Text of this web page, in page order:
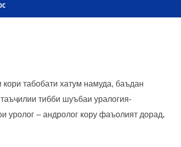
табобати хатум намуда, баъдан
тибби шуъбаи уралогия-
– андролог кору фаъолият дорад.